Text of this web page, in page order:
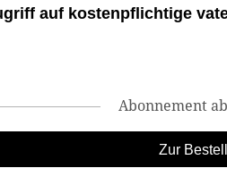
auf kostenpflichtige
Abonnement
Zur